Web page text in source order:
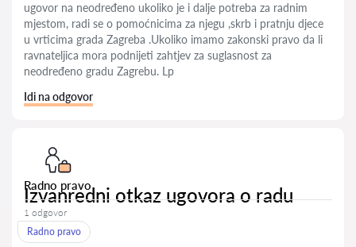
ugovor na neodređeno ukoliko je i dalje potreba za radnim
mjestom, radi se o pomoćnicima za njegu ,skrb i pratnju djece
u vrticima grada Zagreba .Ukoliko imamo zakonski pravo da li
ravnateljica mora podnijeti zahtjev za suglasnost za
neodređeno gradu Zagrebu. Lp
Idi na odgovor
Radno pravo
Izvanredni otkaz ugovora o radu
1 odgovor
Radno pravo